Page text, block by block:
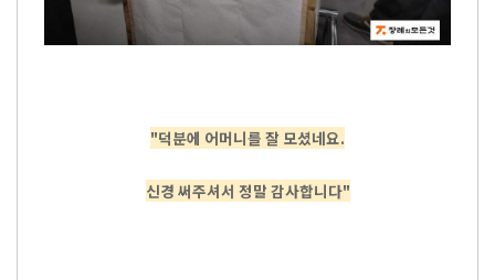
"덕분에 어머니를 잘 모셨네요.
신경 써주셔서 정말 감사합니다"